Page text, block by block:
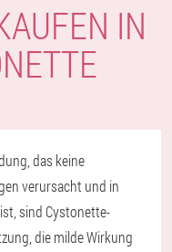
IN
das keine
verursacht und in
sind Cystonette-
die milde Wirkung